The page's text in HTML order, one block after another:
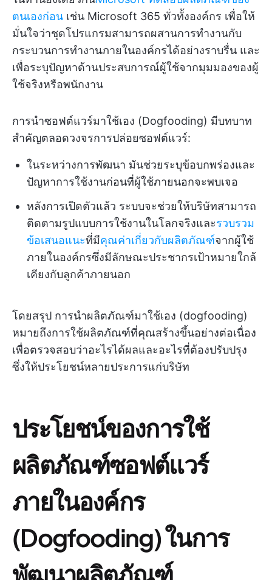
ตนเองก่อน เช่น Microsoft 365 ทั่วทั้งองค์กร เพื่อให้
มั่นใจว่าชุดโปรแกรมสามารถผสานการทำงานกับ
กระบวนการทำงานภายในองค์กรได้อย่างราบรื่น และ
เพื่อระบุปัญหาด้านประสบการณ์ผู้ใช้จากมุมมองของผู้
ใช้จริงหรือพนักงาน
การนำซอฟต์แวร์มาใช้เอง (Dogfooding) มีบทบาท
สำคัญตลอดวงจรการปล่อยซอฟต์แวร์:
ในระหว่างการพัฒนา มันช่วยระบุข้อบกพร่องและ
ปัญหาการใช้งานก่อนที่ผู้ใช้ภายนอกจะพบเจอ
หลังการเปิดตัวแล้ว ระบบจะช่วยให้บริษัทสามารถ
ติดตามรูปแบบการใช้งานในโลกจริงและรวบรวม
ข้อเสนอแนะที่มีคุณค่าเกี่ยวกับผลิตภัณฑ์จากผู้ใช้
ภายในองค์กรซึ่งมีลักษณะประชากรเป้าหมายใกล้
เคียงกับลูกค้าภายนอก
โดยสรุป การนำผลิตภัณฑ์มาใช้เอง (dogfooding)
หมายถึงการใช้ผลิตภัณฑ์ที่คุณสร้างขึ้นอย่างต่อเนื่อง
เพื่อตรวจสอบว่าอะไรได้ผลและอะไรที่ต้องปรับปรุง
ซึ่งให้ประโยชน์หลายประการแก่บริษัท
ประโยชน์ของการใช้
ผลิตภัณฑ์ซอฟต์แวร์
ภายในองค์กร
(Dogfooding) ในการ
พัฒนาผลิตภัณฑ์